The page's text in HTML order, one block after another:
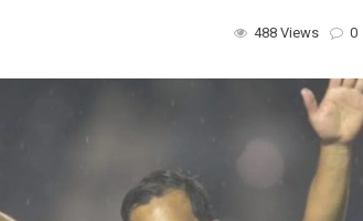
0
488 Views